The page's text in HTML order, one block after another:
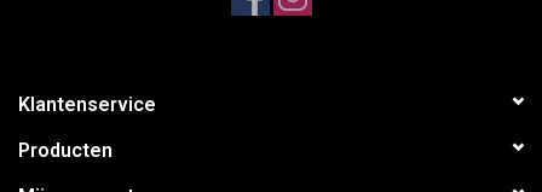
Klantenservice
Producten